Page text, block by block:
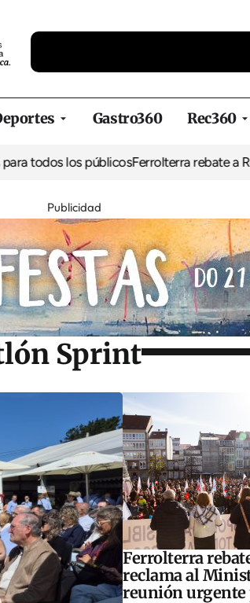
Gastro360 Rec360
los públicosFerrolterra rebate a Renfe y
Publicidad
Sprint
Ferrolterra
reclama al
reunión urgente